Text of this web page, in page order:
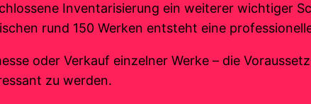
Inventarisierung ein weiterer wichtiger
rund 150 Werken entsteht eine
oder Verkauf einzelner Werke – die
zu werden.